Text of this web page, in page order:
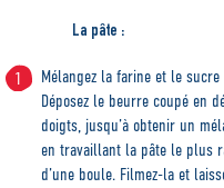
La pâte :
Mélangez la farine et le
Déposez le beurre coupé en
doigts, jusqu’à obtenir un
en travaillant la pâte le plus
d’une boule. Filmez-la et